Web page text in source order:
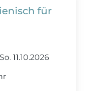
für
So. 11.10.2026